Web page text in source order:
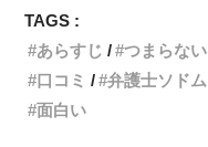
TAGS :
あらすじ
つまらない
口コミ
弁護士ソドム
面白い